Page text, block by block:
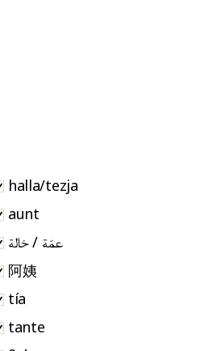
halla/tezja
aunt
عمّة / خالة
阿姨
tía
tante